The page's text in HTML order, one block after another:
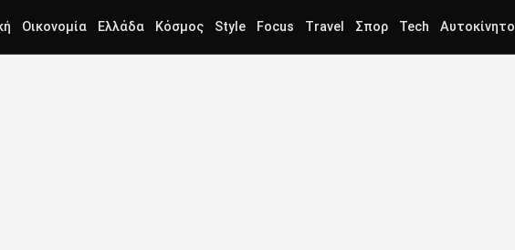
Οικονομία Ελλάδα Κόσμος Style Focus Travel Σπορ Tech Αυτοκίνητο